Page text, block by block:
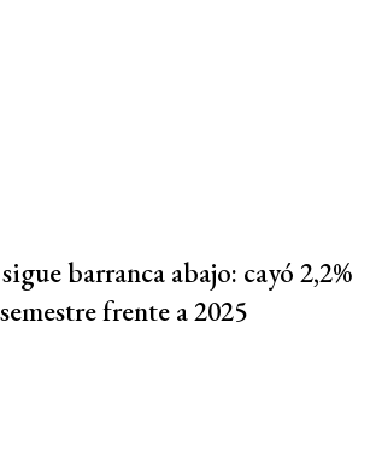
barranca abajo: cayó 2,2%
frente a 2025